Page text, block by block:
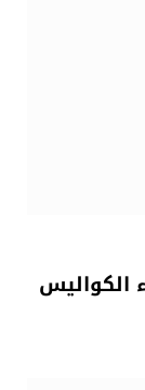
الكواليس